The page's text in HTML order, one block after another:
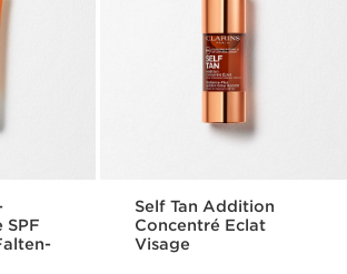
SPF
Self Tan Addition
Concentré Eclat
Visage